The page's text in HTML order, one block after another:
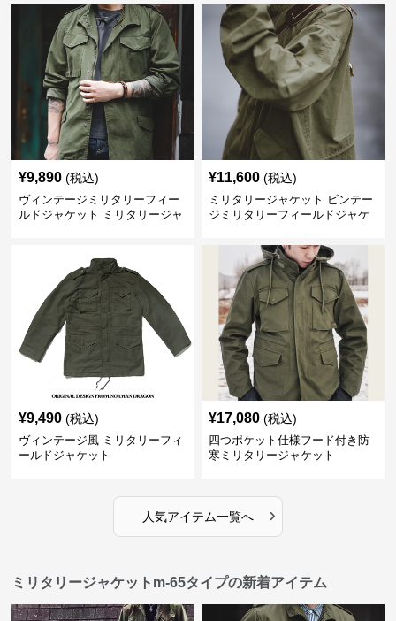
¥9,890 (税込)
ヴィンテージミリタリーフィー
ルドジャケット ミリタリージャ
¥11,600 (税込)
ミリタリージャケット ビンテー
ジミリタリーフィールドジャケ
¥9,490 (税込)
ヴィンテージ風 ミリタリーフィ
ールドジャケット
¥17,080 (税込)
四つポケット仕様フード付き防
寒ミリタリージャケット
人気アイテム一覧へ ›
ミリタリージャケットm-65タイプの新着アイテム